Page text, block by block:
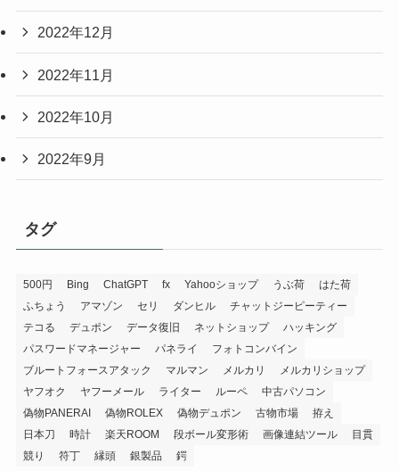
2022年12月
2022年11月
2022年10月
2022年9月
タグ
500円 Bing ChatGPT fx Yahooショップ うぶ荷
はた荷
ふちょう
アマゾン セリ ダンヒル
チャットジーピーティー
テコる
デュポン データ復旧 ネットショップ
ハッキング
パスワードマネージャー
パネライ
フォトコンバイン
ブルートフォースアタック
マルマン メルカリ
メルカリショップ
ヤフオク
ヤフーメール ライター ルーペ
中古パソコン
偽物PANERAI
偽物ROLEX 偽物デュポン 古物市場
拵え
日本刀
時計 楽天ROOM 段ボール変形術 画像連結ツール
目貫
競り
符丁 縁頭 銀製品 鍔